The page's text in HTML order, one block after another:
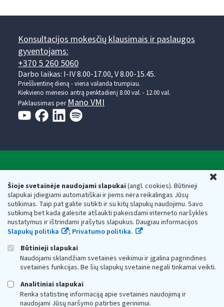
Šioje svetainėje naudojami slapukai(angl. cookies). Būtinieji
slapukai įdiegiami automatiškai ir jiems nėra reikalingas Jūsų
sutikimas. Taip pat galite sutikti ir su kitų slapukų naudojimu. Savo
sutikimą bet kada galėsite atšaukti pakeisdami interneto naršyklės
nustatymus ir ištrindami įrašytus slapukus. Daugiau informacijos
Slapukų politika
; Privatumo politika.
Būtinieji slapukai
Naudojami sklandžiam svetainės veikimui ir įgalina pagrindines
svetainės funkcijas. Be šių slapukų svetainė negali tinkamai veikti.
Analitiniai slapukai
Renka statistinę informaciją apie svetainės naudojimą ir
naudojami Jūsų naršymo patirties gerinimui.
Konsultacijos mokesčių klausimais ir paslaugos
gyventojams:
+370 5 260 5060
Darbo laikas: I-IV 8.00-17.00, V 8.00-15.45.
Prieššventinę dieną - viena valanda trumpiau.
Kiekvieno mėnesio antrą penktadienį 8.00 val. - 12.00 val.
Paklausimas per Mano VMI
Respublikos finansų ministerijos
Biudžetinė įstaiga. Juridinio asmens kodas — 188659752,
adresas: Vasario 16-osios g. 14, 01107 Vilnius, Lietuva, el.paštas:
vmi@vmi.lt, E. pristatymo dėžutės adresas 188659752
Duomenys apie Valstybinę mokesčių inspekciją prie Lietuvos
Respublikos finansų ministerijos kaupiami ir saugomi Juridinių